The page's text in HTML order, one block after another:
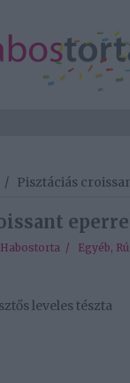
/ Pisztáciás
Habostorta / Egyéb,
leveles tészta